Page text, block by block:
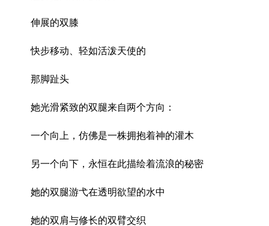
伸展的双膝
快步移动、轻如活泼天使的
那脚趾头
她光滑紧致的双腿来自两个方向：
一个向上，仿佛是一株拥抱着神的灌木
另一个向下，永恒在此描绘着流浪的秘密
她的双腿游弋在透明欲望的水中
她的双肩与修长的双臂交织